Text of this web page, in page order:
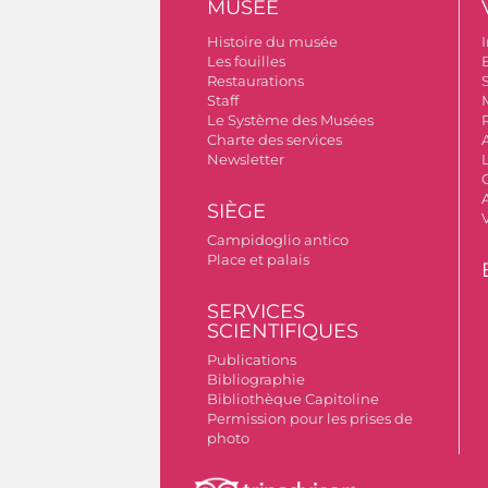
MUSÉE
Histoire du musée
Les fouilles
Restaurations
Staff
Le Système des Musées
Charte des services
Newsletter
SIÈGE
Campidoglio antico
Place et palais
SERVICES
SCIENTIFIQUES
Publications
Bibliographie
Bibliothèque Capitoline
Permission pour les prises de
photo